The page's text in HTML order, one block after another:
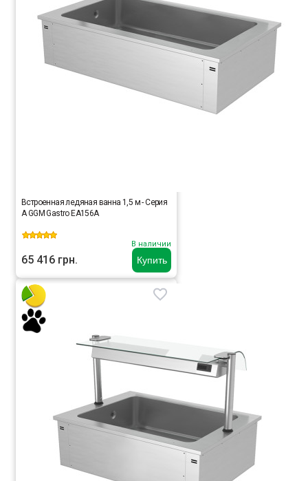
Купить
Встроенная ледяная ванна 1,5 м - Серия
A GGM Gastro EA156A
В наличии
65 416 грн.